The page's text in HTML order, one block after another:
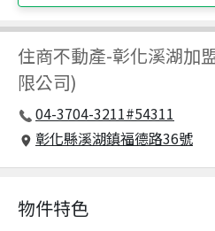
住商不動產-彰化溪湖加
限公司)
04-3704-3211#54311
彰化縣溪湖鎮福德路36號
物件特色